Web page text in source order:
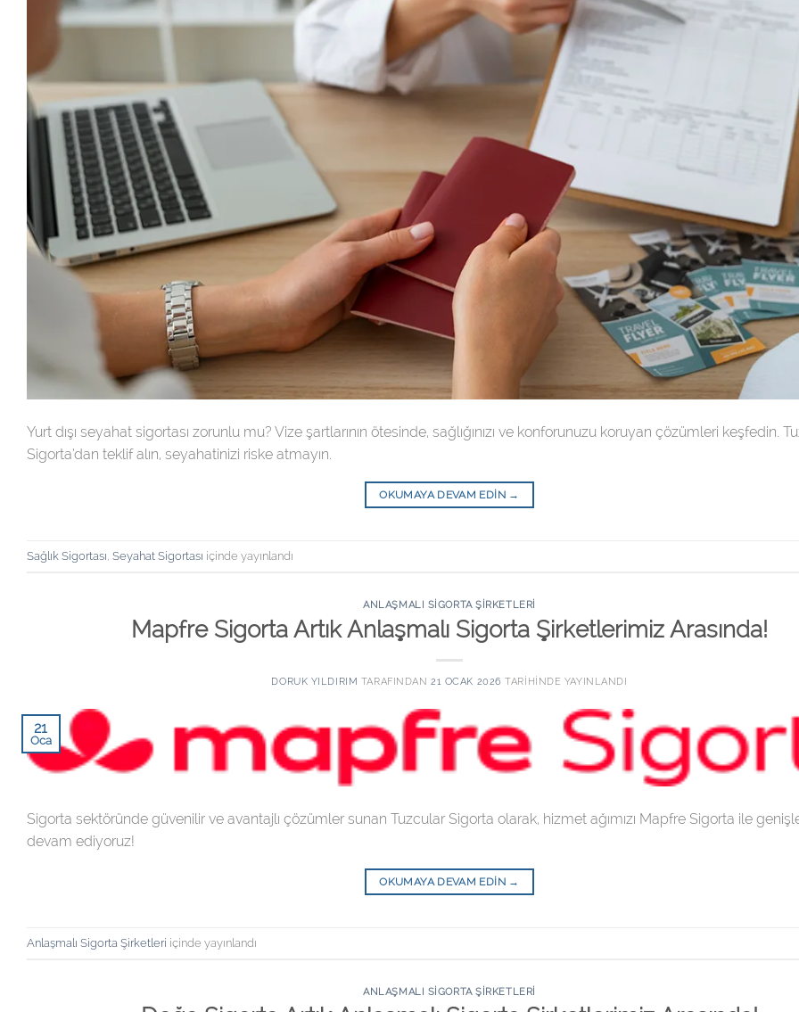
Yurt dışı seyahat sigortası zorunlu mu? Vize şartlarının ötesinde, sağlığınızı ve konforunuzu koruyan çözümleri keşfedin.
Sigorta’dan teklif alın, seyahatinizi riske atmayın.
OKUMAYA DEVAM EDIN →
Sağlık Sigortası Seyahat Sigortası içinde yayınlandı
ANLAŞMALI SIGORTA ŞIRKETLERI
Mapfre Sigorta Artık Anlaşmalı Sigorta Şirketlerimiz Arasında!
DORUK YILDIRIM TARAFINDAN 21 OCAK 2026 TARIHINDE YAYINLANDI
21
Oca
Sigorta sektöründe güvenilir ve avantajlı çözümler sunan Tuzcular Sigorta olarak, hizmet ağımızı Mapfre Sigorta ile
devam ediyoruz!
OKUMAYA DEVAM EDIN →
Anlaşmalı Sigorta Şirketleri içinde yayınlandı
ANLAŞMALI SIGORTA ŞIRKETLERI